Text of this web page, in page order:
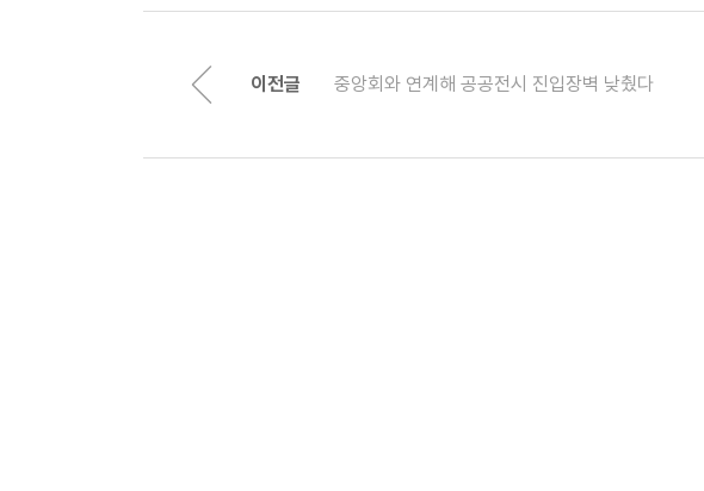
이전글 중앙회와 연계해 공공전시 진입장벽 낮췄다